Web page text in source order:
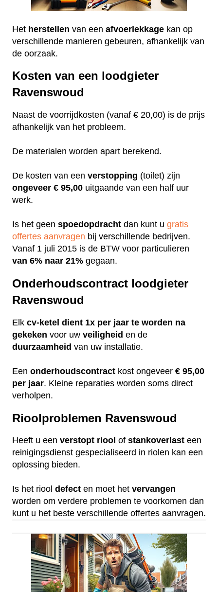
Het herstellen van een afvoerlekkage kan op
verschillende manieren gebeuren, afhankelijk van
de oorzaak.
Kosten van een loodgieter
Ravenswoud
Naast de voorrijdkosten (vanaf € 20,00) is de prijs
afhankelijk van het probleem.
De materialen worden apart berekend.
De kosten van een verstopping (toilet) zijn
ongeveer € 95,00 uitgaande van een half uur
werk.
Is het geen spoedopdracht dan kunt u gratis
offertes aanvragen bij verschillende bedrijven.
Vanaf 1 juli 2015 is de BTW voor particulieren
van 6% naar 21% gegaan.
Onderhoudscontract loodgieter
Ravenswoud
Elk cv-ketel dient 1x per jaar te worden na
gekeken voor uw veiligheid en de
duurzaamheid van uw installatie.
Een onderhoudscontract kost ongeveer € 95,00
per jaar. Kleine reparaties worden soms direct
verholpen.
Rioolproblemen Ravenswoud
Heeft u een verstopt riool of stankoverlast een
reinigingsdienst gespecialiseerd in riolen kan een
oplossing bieden.
Is het riool defect en moet het vervangen
worden om verdere problemen te voorkomen dan
kunt u het beste verschillende offertes aanvragen.